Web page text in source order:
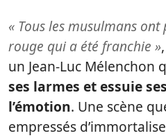
« Tous les musulmans
rouge qui a été franchie »
un Jean-Luc Mélenchon
ses larmes et essuie
l’émotion. Une scène
empressés